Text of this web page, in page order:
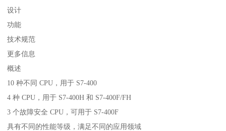
设计
功能
技术规范
更多信息
概述
10 种不同 CPU，用于 S7-400
4 种 CPU，用于 S7-400H 和 S7-400F/FH
3 个故障安全 CPU，可用于 S7-400F
具有不同的性能等级，满足不同的应用领域